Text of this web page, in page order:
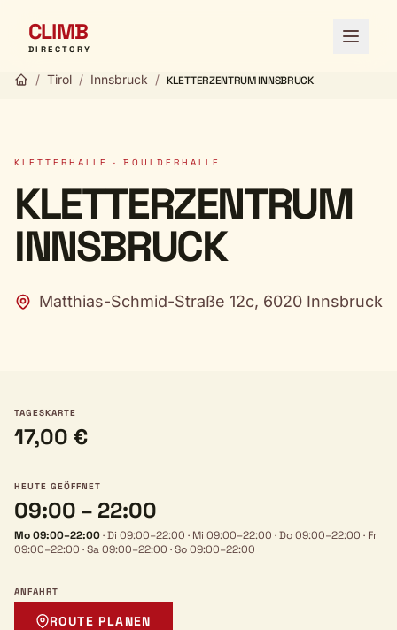
CLIMB
DIRECTORY Menü
/ Tirol / Innsbruck / KLETTERZENTRUM INNSBRUCK
KLETTERHALLE · BOULDERHALLE
KLETTERZENTRUM
INNSBRUCK
Matthias-Schmid-Straße 12c, 6020 Innsbruck
TAGESKARTE
17,00 €
HEUTE GEÖFFNET
09:00 – 22:00
Mo 09:00–22:00·Di 09:00–22:00 · Mi 09:00–22:00 ·Do 09:00–22:00 · Fr
09:00–22:00 ·Sa 09:00–22:00 ·So 09:00–22:00
ANFAHRT
ROUTE PLANEN